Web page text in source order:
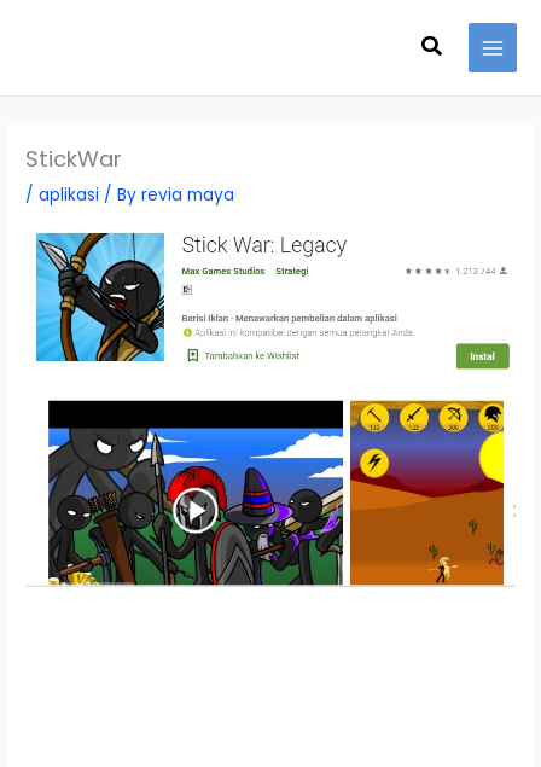
Search
StickWar
/aplikasi / Byrevia maya